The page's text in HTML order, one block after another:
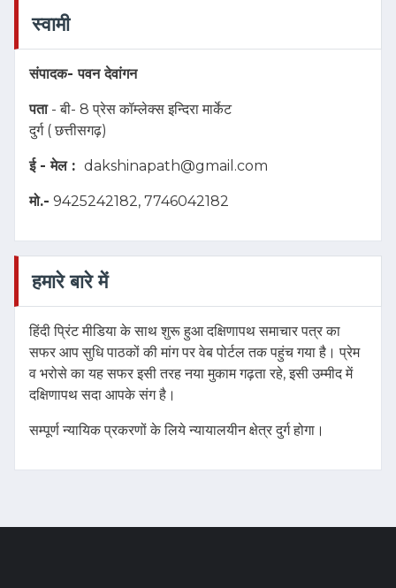
स्वामी
संपादक-पवन देवांगन
पता- बी- 8 प्रेस कॉम्लेक्स इन्दिरा मार्केट
दुर्ग ( छत्तीसगढ़)
ई - मेल : dakshinapath@gmail.com
मो.- 9425242182, 7746042182
हमारे बारे में
हिंदी प्रिंट मीडिया के साथ शुरू हुआ दक्षिणापथ समाचार पत्र का
सफर आप सुधि पाठकों की मांग पर वेब पोर्टल तक पहुंच गया है। प्रेम
व भरोसे का यह सफर इसी तरह नया मुकाम गढ़ता रहे, इसी उम्मीद में
दक्षिणापथ सदा आपके संग है।
सम्पूर्ण न्यायिक प्रकरणों के लिये न्यायालयीन क्षेत्र दुर्ग होगा।